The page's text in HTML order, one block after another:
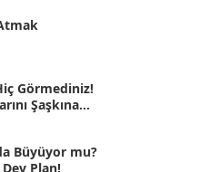
Görmediniz!
Şaşkına
Büyüyor mu?
Dev Plan!